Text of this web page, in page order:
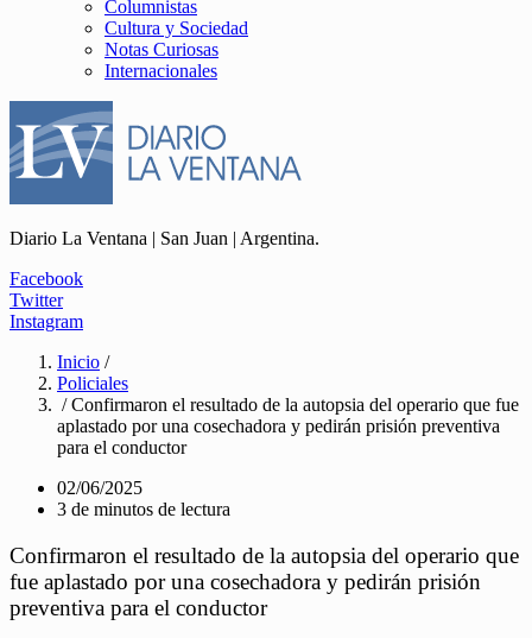
Columnistas
Cultura y Sociedad
Notas Curiosas
Internacionales
Diario La Ventana | San Juan | Argentina.
Facebook
Twitter
Instagram
Inicio /
Policiales
/ Confirmaron el resultado de la autopsia del operario que fue
aplastado por una cosechadora y pedirán prisión preventiva
para el conductor
02/06/2025
3 de minutos de lectura
Confirmaron el resultado de la autopsia del operario que
fue aplastado por una cosechadora y pedirán prisión
preventiva para el conductor